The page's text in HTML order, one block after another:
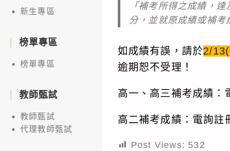
「補考所得之成績，
分，並就原成績或補考
如成績有誤，請於2/
逾期恕不受理！
高一、高三補考成績：
高二補考成績：電詢註
Post Views: 532
新生專區
榜單專區
榜單專區
教師甄試
教師甄試
代理教師甄試